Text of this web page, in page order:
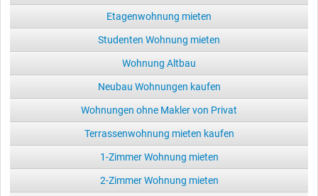
Etagenwohnung mieten
Studenten Wohnung mieten
Wohnung Altbau
Neubau Wohnungen kaufen
Wohnungen ohne Makler von Privat
Terrassenwohnung mieten kaufen
1-Zimmer Wohnung mieten
2-Zimmer Wohnung mieten